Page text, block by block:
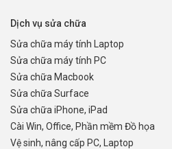
Dịch vụ sửa chữa
Sửa chữa máy tính Laptop
Sửa chữa máy tính PC
Sửa chữa Macbook
Sửa chữa Surface
Sửa chữa iPhone, iPad
Cài Win, Office, Phần mềm Đồ họa
Vệ sinh, nâng cấp PC, Laptop